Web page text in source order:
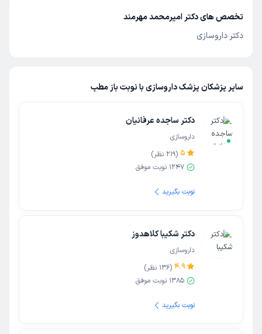
تخصص های دکتر امیرمحمد مهرمند
دکتر داروسازی
سایر پزشکان پزشک داروسازی با نوبت باز مطب
دکتر ساجده عرفانیان
داروسازی
5
(
219 نظر)
1247 نوبت موفق
نوبت بگیرید
دکتر شکیبا کلاهدوز
داروسازی
4.9
(
136 نظر)
1385 نوبت موفق
نوبت بگیرید